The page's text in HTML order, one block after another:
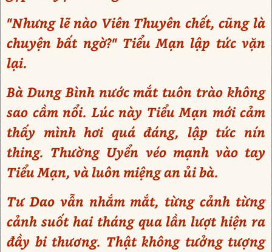
"Nhưng lẽ nào Viên Thuyên chết, cũng là
chuyện bất ngờ?" Tiểu Mạn lập tức vặn
lại.
Bà Dung Bình nước mắt tuôn trào không
sao cầm nổi. Lúc này Tiểu Mạn mới cảm
thấy mình hơi quá đáng, lập tức nín
thing. Thường Uyển véo mạnh vào tay
Tiểu Mạn, và luôn miệng an ủi bà.
Tư Dao vẫn nhắm mắt, từng cảnh từng
cảnh suốt hai tháng qua lần lượt hiện ra
đầy bi thương. Thật không tưởng tượng